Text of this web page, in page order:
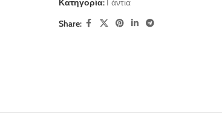
Κατηγορία: Γάντια
Share: